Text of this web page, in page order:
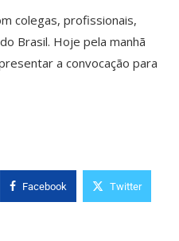
colegas, profissionais,
Brasil. Hoje pela manhã
a convocação para
Facebook Twitter